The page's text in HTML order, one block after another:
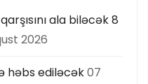
ala biləcək 8
2026
həbs ediləcək07